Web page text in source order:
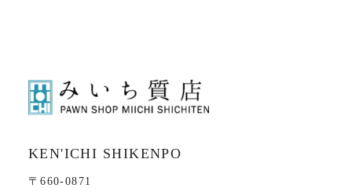
KEN'ICHI SHIKENPO
〒660-0871